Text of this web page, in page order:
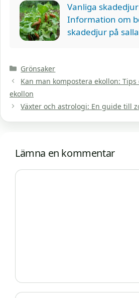
Vanliga
Information om
skadedjur på
Kategorier
Grönsaker
Kan man kompostera ekollon:
ekollon
Växter och astrologi: En guide till
Lämna en kommentar
Kommentar